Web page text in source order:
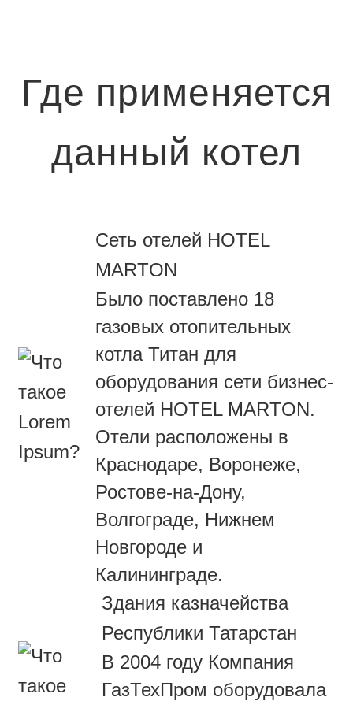
Где применяется
данный котел
Сеть отелей HOTEL
MARTON
Было поставлено 18
газовых отопительных
котла Титан для
оборудования сети бизнес-
отелей HOTEL MARTON.
Отели расположены в
Краснодаре, Воронеже,
Ростове-на-Дону,
Волгограде, Нижнем
Новгороде и
Калининграде.
Здания казначейства
Республики Татарстан
В 2004 году Компания
ГазТехПром оборудовала